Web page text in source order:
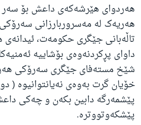
هەردوای هێرشەکەی داعش بۆ سەر
هەریەک لە مەسروربارزانی
تاڵەبانی جێگری حکومەت،
داوای پڕکردنەوەی بۆشاییە
شێخ مستەفای جێگری سەرۆکی
خۆیان گرت بەوەی نەیانتوانیوە (
پێشمەرگە دابین بکەن و چەکی
پێشکەوتووترە.